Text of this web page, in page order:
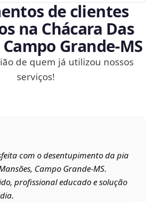
de clientes
na Chácara Das
Grande‑MS
de quem já utilizou nossos
serviços!
com o desentupimento da pia
Campo Grande‑MS.
profissional educado e solução